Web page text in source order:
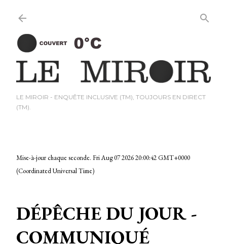
Passer au contenu
LE MIROIR - ENQUÊTE INCLUSIVE (TM), TOUJOURS EN DIRECT
(TM).
Mise-à-jour chaque seconde. Fri Aug 07 2026 20:00:43 GMT+0000
(Coordinated Universal Time)
DÉPÊCHE DU JOUR -
COMMUNIQUÉ